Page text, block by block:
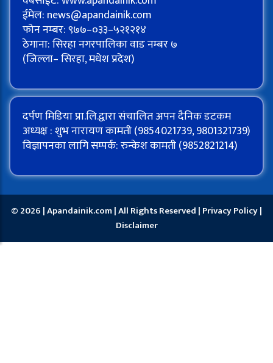
ईमेल: news@apandainik.com
फोन नम्बर: ९७७–०३३–५२१२१४
ठेगाना: सिरहा नगरपालिका वाड नम्बर ७
(जिल्ला– सिरहा, मधेश प्रदेश)
दर्पण मिडिया प्रा.लि.द्वारा संचालित अपन दैनिक डटकम
अध्यक्ष : शुभ नारायण कामती (9854021739, 9801321739)
विज्ञापनका लागि सम्पर्क: रुन्केश कामती (9852821214)
© 2026 | Apandainik.com | All Rights Reserved | Privacy Policy|
Disclaimer